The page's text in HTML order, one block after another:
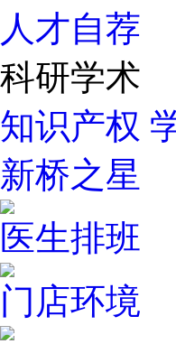
人才自荐
科研学术
知识产权
新桥之星
医生排班
门店环境